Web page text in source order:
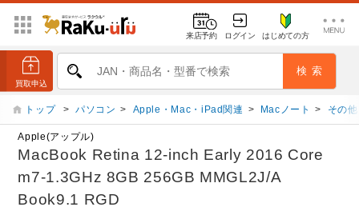
来店予約 ログイン はじめての方
トップ > パソコン > Apple・Mac・iPad関連 > Macノート > その他
Apple(アップル)
MacBook Retina 12-inch Early 2016 Core
m7-1.3GHz 8GB 256GB MMGL2J/A
Book9.1 RGD